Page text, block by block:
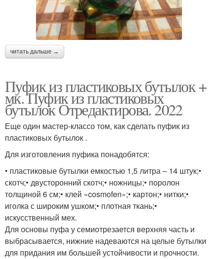
читать дальше →
Пуфик из пластиковых бутылок +
мк. Пуфик из пластиковых
бутылок Отредактирова. 2022
Еще один мастер-классо том, как сделать пуфик из
пластиковых бутылок .
Для изготовления пуфика понадобятся:
• пластиковые бутылки емкостью 1,5 литра – 14 штук;•
скотч;• двусторонний скотч;• ножницы;• поролон
толщиной 6 см;• клей «cosmofen»;• картон;• нитки;•
иголка с широким ушком;• плотная ткань;•
искусственный мех.
Для основы пуфа у семиотрезается верхняя часть и
выбрасывается, нижние надеваются на целые бутылки
для придания им большей устойчивости и прочности.